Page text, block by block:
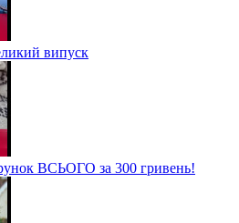
випуск
ВСЬОГО за 300 гривень!